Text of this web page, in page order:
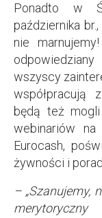
Ponadto w
października
nie
wszyscy
współpracują
będą też
webinariów na
Eurocash,
żywności i
– „Szanujemy,
merytoryczny